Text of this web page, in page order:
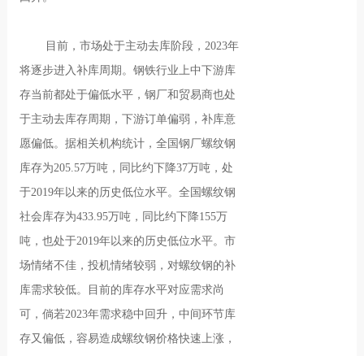
目前，市场处于主动去库阶段，2023年
将逐步进入补库周期。钢铁行业上中下游库
存当前都处于偏低水平，钢厂和贸易商也处
于主动去库存周期，下游订单偏弱，补库意
愿偏低。据相关机构统计，全国钢厂螺纹钢
库存为205.57万吨，同比约下降37万吨，处
于2019年以来的历史低位水平。全国螺纹钢
社会库存为433.95万吨，同比约下降155万
吨，也处于2019年以来的历史低位水平。市
场情绪不佳，投机情绪较弱，对螺纹钢的补
库需求较低。目前的库存水平对应需求尚
可，倘若2023年需求稳中回升，中间环节库
存又偏低，容易造成螺纹钢价格快速上涨，